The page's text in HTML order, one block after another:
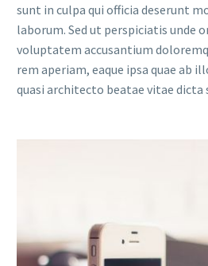
sunt in culpa qui officia deserunt
laborum. Sed ut perspiciatis unde
voluptatem accusantium
rem aperiam, eaque ipsa quae ab
quasi architecto beatae vitae dicta